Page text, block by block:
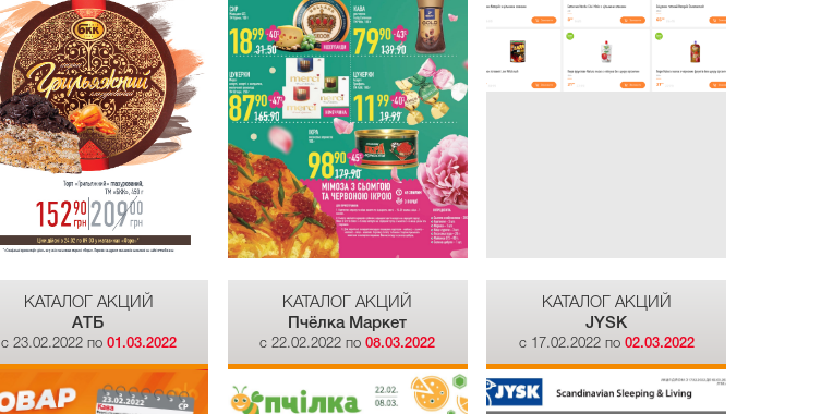
КАТАЛОГ АКЦИЙ
АТБ
c 23.02.2022 по 01.03.2022
КАТАЛОГ АКЦИЙ
Пчёлка Маркет
c 22.02.2022 по 08.03.2022
КАТАЛОГ АКЦИЙ
JYSK
c 17.02.2022 по 02.03.2022